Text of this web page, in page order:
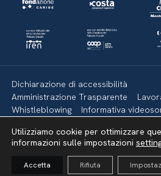
Dichiarazione di accessibilità
Amministrazione Trasparente
Whistleblowing
Informativa
Mappa del sito
Torna su
Utilizziamo cookie per ottimizzare
informazioni sulle impostazioni
Accetta Rifiuta